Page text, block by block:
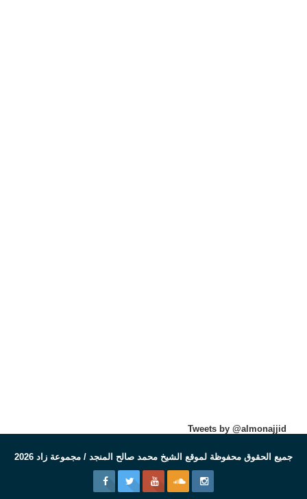
Tweets by @almonajjid
جميع الحقوق محفوظة لموقع الشيخ محمد صالح المنجد / مجموعة زاد 2026